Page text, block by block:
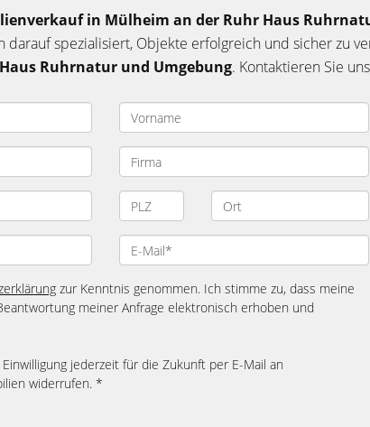
in Mülheim an der Ruhr Haus
darauf spezialisiert, Objekte erfolgreich und sicher zu
Ruhrnatur und Umgebung. Kontaktieren Sie
zur Kenntnis genommen. Ich stimme zu, dass meine
meiner Anfrage elektronisch erhoben und
jederzeit für die Zukunft per E-Mail an
widerrufen. *